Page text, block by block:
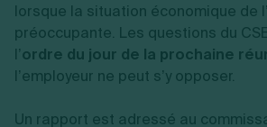
lorsque la situation économique de
préoccupante. Les questions du
l’ordre du jour de la prochaine
l’employeur ne peut s’y opposer.
Un rapport est adressé au